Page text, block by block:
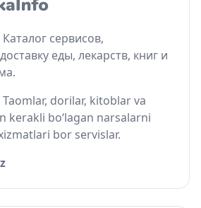
сервисов,
еды, лекарств, книг и
dorilar, kitoblar va
kerakli bo‘lagan narsalarni
bor servislar.